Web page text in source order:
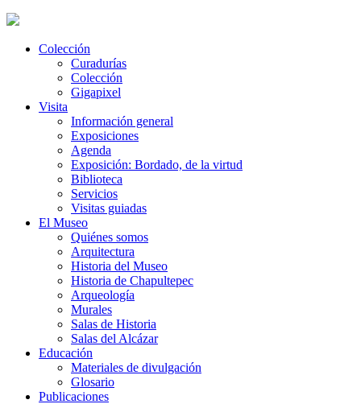
Colección
Curadurías
Colección
Gigapixel
Visita
Información general
Exposiciones
Agenda
Exposición: Bordado, de la virtud
Biblioteca
Servicios
Visitas guiadas
El Museo
Quiénes somos
Arquitectura
Historia del Museo
Historia de Chapultepec
Arqueología
Murales
Salas de Historia
Salas del Alcázar
Educación
Materiales de divulgación
Glosario
Publicaciones